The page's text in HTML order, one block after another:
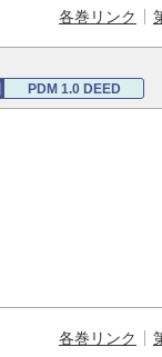
各巻リンク
PDM 1.0 DEED
各巻リンク